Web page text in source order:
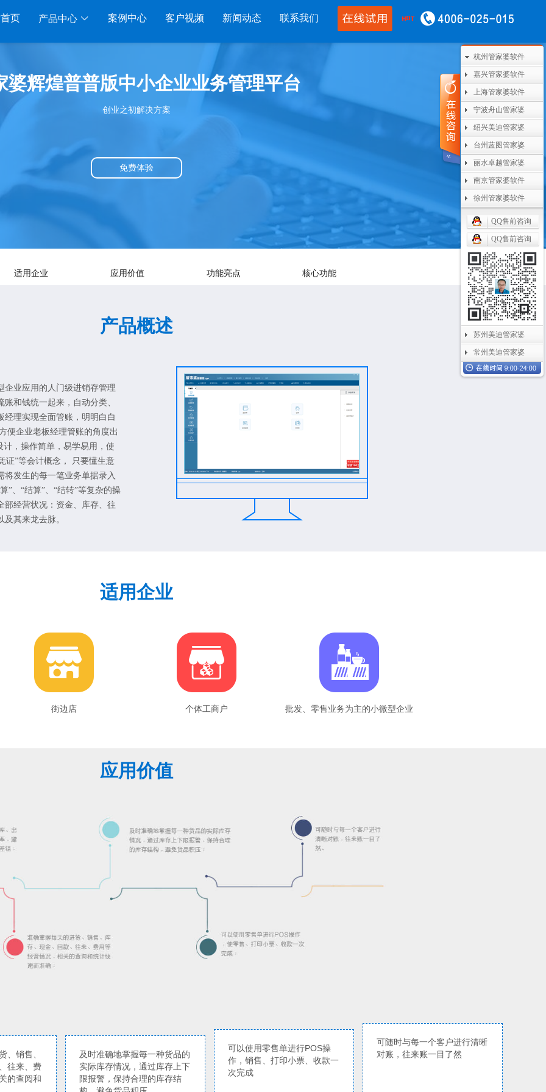
页 产品中心
婆服装DRP
婆服装net
婆服装普及版
婆ishop SAAS
千方百剂医药药械
管家婆汽配汽修
管家婆皮革布匹
电子商务
管家婆全渠道
SAAS
管家婆云ERP
管家婆易会员
管家婆物联通手机
管家婆掌上工厂
任我行指掌天下
其他产品
管家婆开票通
美迪设备数采
管家婆二次开发
管家婆支付通
管家婆云平台
美迪MES系统
管家婆服务通
案例中心 客户视频 新闻动态 联系我们
婆辉煌普普版中小企业业务管理平台
创业之初解决方案
免费体验
适用企业 应用价值 功能亮点 核心功能
产品概述
企业应用的人门级进销存管理
和钱统一起来，自动分类、
经理实现全面管账，明明白白
便企业老板经理管账的角度出
计，操作简单，易学易用，使
证”等会计概念， 只要懂生意
将发生的每一笔业务单据录入
”、“结算”、“结转”等复杂的操
部经营状况：资金、库存、往
其来龙去脉。
适用企业
街边店 个体工商户 批发、零售业务为主的小微型企业
应用价值
、销售、
往来、费
的查阅和
及时准确地掌握毎一种货品的
实际库存情况，通过库存上下
限报警，保持合理的库存结
可以使用零售单进行POS操
作，销售、打印小票、收款一
次完成
可随时与每一个客户进行清晰
对账，往来账一目了然
杭州管家婆软件
嘉兴管家婆软件
上海管家婆软件
宁波舟山管家婆
绍兴美迪管家婆
台州蓝图管家婆
丽水卓越管家婆
南京管家婆软件
徐州管家婆软件
QQ售前咨询
QQ售前咨询
苏州美迪管家婆
常州美迪管家婆